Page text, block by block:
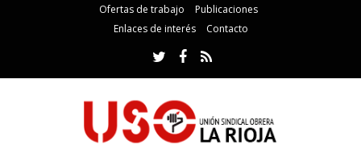
Ofertas de trabajo
Publicaciones
Enlaces de interés
Contacto